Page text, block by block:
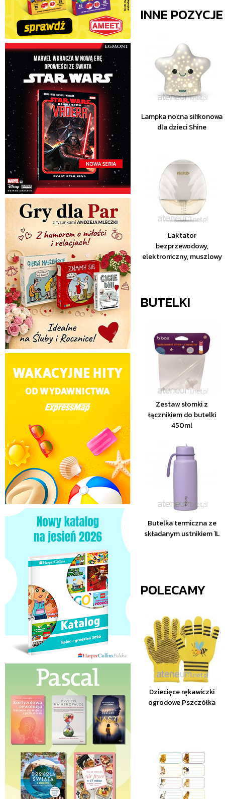
INNE
Lampka nocna silikonowa
dla dzieci Shine
Laktator
bezprzewodowy,
elektroniczny, muszlowy
BUTELKI
Zestaw słomki z
łącznikiem do butelki
450ml
Butelka termiczna ze
składanym ustnikiem 1L
POLECAMY
Dziecięce rękawiczki
ogrodowe Pszczółka